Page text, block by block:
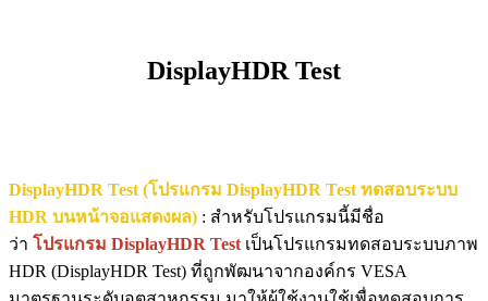
DisplayHDR Test
DisplayHDR Test (โปรแกรม DisplayHDR Test ทดสอบระบบ
HDR บนหน้าจอแสดงผล) : สำหรับโปรแกรมนี้มีชื่อ
ว่า โปรแกรม DisplayHDR Test เป็นโปรแกรมทดสอบระบบภาพ
HDR (DisplayHDR Test) ที่ถูกพัฒนาจากองค์กร VESA